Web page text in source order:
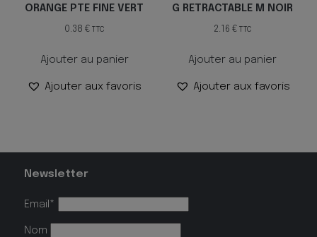
ORANGE PTE FINE VERT
0.38 € TTC
Ajouter au panier
Ajouter aux favoris
G RETRACTABLE M NOIR
2.16 € TTC
Ajouter au panier
Ajouter aux favoris
Newsletter
Email*
Nom